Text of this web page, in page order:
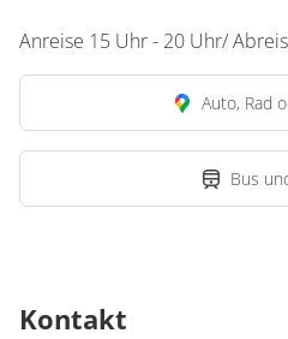
Anreise 15 Uhr - 20 Uhr/
Auto, Rad
Bus
Kontakt